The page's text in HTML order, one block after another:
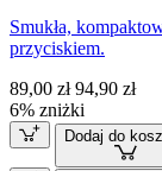
Smukła,
przyciskiem.
89,00 zł 94,90 zł
6% zniżki
Dodaj do